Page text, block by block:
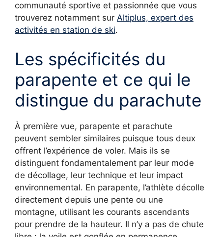
communauté sportive et passionnée que vous
trouverez notamment sur Altiplus, expert des
activités en station de ski.
Les spécificités du
parapente et ce qui le
distingue du parachute
À première vue, parapente et parachute
peuvent sembler similaires puisque tous deux
offrent l’expérience de voler. Mais ils se
distinguent fondamentalement par leur mode
de décollage, leur technique et leur impact
environnemental. En parapente, l’athlète décolle
directement depuis une pente ou une
montagne, utilisant les courants ascendants
pour prendre de la hauteur. Il n’y a pas de chute